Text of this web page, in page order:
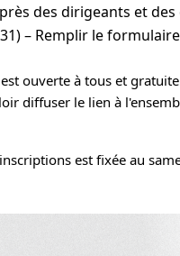
des dirigeants et
– Remplir le formulaire
ouverte à tous et
diffuser le lien à
est fixée au